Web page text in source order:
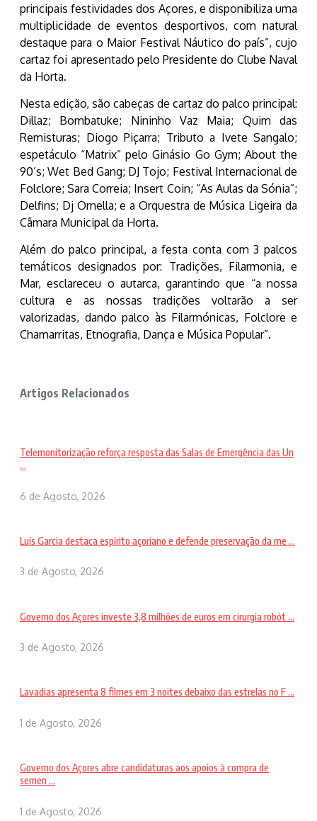
principais festividades dos Açores, e disponibiliza uma
multiplicidade de eventos desportivos, com natural
destaque para o Maior Festival Náutico do país”, cujo
cartaz foi apresentado pelo Presidente do Clube Naval
da Horta.
Nesta edição, são cabeças de cartaz do palco principal:
Dillaz; Bombatuke; Nininho Vaz Maia; Quim das
Remisturas; Diogo Piçarra; Tributo a Ivete Sangalo;
espetáculo “Matrix” pelo Ginásio Go Gym; About the
90’s; Wet Bed Gang; DJ Tojo; Festival Internacional de
Folclore; Sara Correia; Insert Coin; “As Aulas da Sónia”;
Delfins; Dj Ornella; e a Orquestra de Música Ligeira da
Câmara Municipal da Horta.
Além do palco principal, a festa conta com 3 palcos
temáticos designados por: Tradições, Filarmonia, e
Mar, esclareceu o autarca, garantindo que “a nossa
cultura e as nossas tradições voltarão a ser
valorizadas, dando palco às Filarmónicas, Folclore e
Chamarritas, Etnografia, Dança e Música Popular”.
Artigos Relacionados
Telemonitorização reforça resposta das Salas de Emergência das Un
...
6 de Agosto, 2026
Luís Garcia destaca espírito açoriano e defende preservação da me ...
3 de Agosto, 2026
Governo dos Açores investe 3,8 milhões de euros em cirurgia robót ...
3 de Agosto, 2026
Lavadias apresenta 8 filmes em 3 noites debaixo das estrelas no F ...
1 de Agosto, 2026
Governo dos Açores abre candidaturas aos apoios à compra de
semen ...
1 de Agosto, 2026